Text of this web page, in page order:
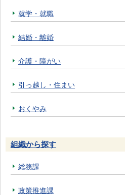
就学・就職
結婚・離婚
介護・障がい
引っ越し・住まい
おくやみ
組織から探す
総務課
政策推進課